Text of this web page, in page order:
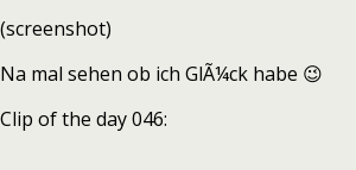
(screenshot)
Na mal sehen ob ich GlÃ¼ck habe 😉
Clip of the day 046: